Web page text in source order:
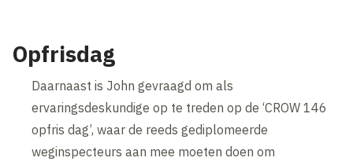
Opfrisdag
Daarnaast is John gevraagd om als
ervaringsdeskundige op te treden op de ‘CROW 146
opfris dag’, waar de reeds gediplomeerde
weginspecteurs aan mee moeten doen om